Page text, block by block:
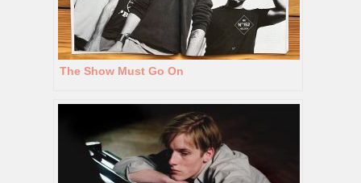
The Show Must Go On